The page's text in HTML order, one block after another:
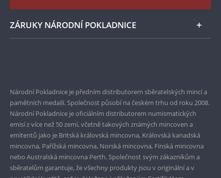
ZÁRUKY NÁRODNÍ POKLADNICE
Garance nejvyšší kvality
Pouze originální produkty
Národní Pokladnice je předním distributorem sběratelských mincí a
pamětních medailí. Společnost působí na českém trhu od roku 2008.
Národní Pokladnice je oficiálním distributorem numismatických
emisí z více než 50 zemí, včetně takových známých mincoven a
emitentů jako je Britská královská mincovna, Královská kanadská
mincovna, Pařížská mincovna, Norská mincovna, Finská mincovna
nebo Australská mincovna Perth. Společnost svým zákazníkům a
sběratelům garantuje, že všechny produkty jsou v originální a v